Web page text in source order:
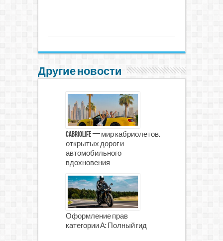
Другие новости
CabrioLife — мир кабриолетов,
открытых дорог и
автомобильного
вдохновения
Оформление прав
категории А: Полный гид